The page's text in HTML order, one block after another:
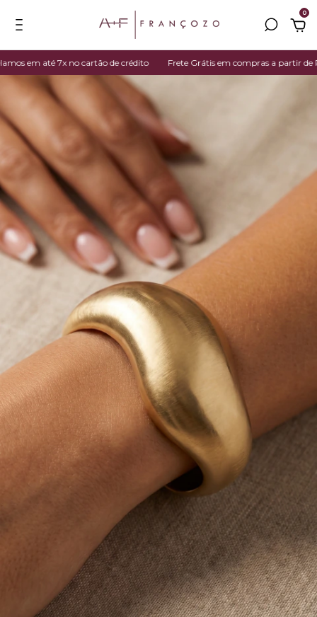
0
em até 7x no cartão de crédito Frete Grátis em compras a partir de R$